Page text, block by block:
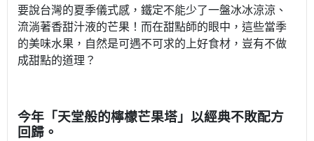
要說台灣的夏季儀式感，鐵定不能少了一盤冰冰涼涼、
流淌著香甜汁液的芒果！而在甜點師的眼中，這些當季
的美味水果，自然是可遇不可求的上好食材，豈有不做
成甜點的道理？
今年「天堂般的檸檬芒果塔」以經典不敗配方
回歸。